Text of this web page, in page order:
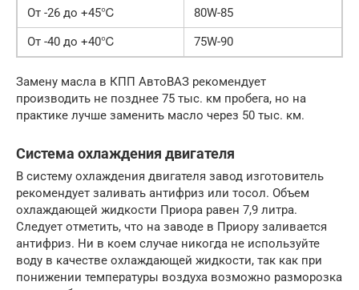
От -26 до +45℃
80W-85
От -40 до +40℃
75W-90
Замену масла в КПП АвтоВАЗ рекомендует
производить не позднее 75 тыс. км пробега, но на
практике лучше заменить масло через 50 тыс. км.
Система охлаждения двигателя
В систему охлаждения двигателя завод изготовитель
рекомендует заливать антифриз или тосол. Объем
охлаждающей жидкости Приора равен 7,9 литра.
Следует отметить, что на заводе в Приору заливается
антифриз. Ни в коем случае никогда не используйте
воду в качестве охлаждающей жидкости, так как при
понижении температуры воздуха возможно разморозка